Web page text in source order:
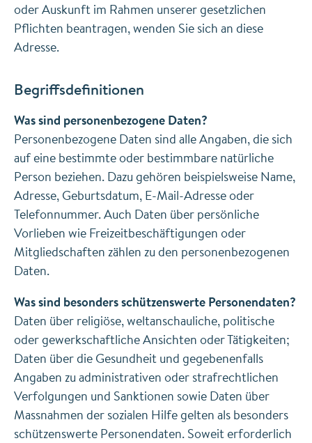
oder Auskunft im Rahmen unserer gesetzlichen
Pflichten beantragen, wenden Sie sich an diese
Adresse.
Begriffsdefinitionen
Was sind personenbezogene Daten?
Personenbezogene Daten sind alle Angaben, die sich
auf eine bestimmte oder bestimmbare natürliche
Person beziehen. Dazu gehören beispielsweise Name,
Adresse, Geburtsdatum, E-Mail-Adresse oder
Telefonnummer. Auch Daten über persönliche
Vorlieben wie Freizeitbeschäftigungen oder
Mitgliedschaften zählen zu den personenbezogenen
Daten.
Was sind besonders schützenswerte Personendaten?
Daten über religiöse, weltanschauliche, politische
oder gewerkschaftliche Ansichten oder Tätigkeiten;
Daten über die Gesundheit und gegebenenfalls
Angaben zu administrativen oder strafrechtlichen
Verfolgungen und Sanktionen sowie Daten über
Massnahmen der sozialen Hilfe gelten als besonders
schützenswerte Personendaten. Soweit erforderlich